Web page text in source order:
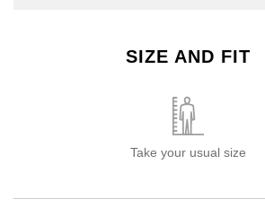
SIZE AND FIT
Take your usual size